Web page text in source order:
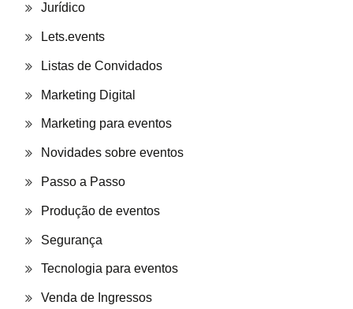
Jurídico
Lets.events
Listas de Convidados
Marketing Digital
Marketing para eventos
Novidades sobre eventos
Passo a Passo
Produção de eventos
Segurança
Tecnologia para eventos
Venda de Ingressos